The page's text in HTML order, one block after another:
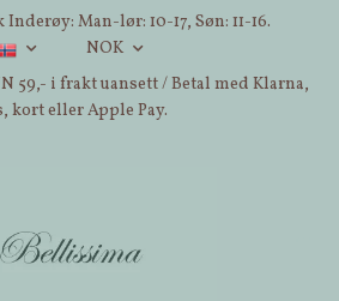
Man-lør: 10-17, Søn: 11-16.
NOK
59,- i frakt uansett / Betal med Klarna,
kort eller Apple Pay.